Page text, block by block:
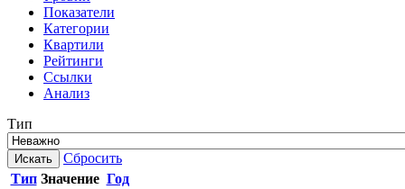
Показатели
Категории
Квартили
Рейтинги
Ссылки
Анализ
Тип
Искать
Сбросить
Тип Значение Год